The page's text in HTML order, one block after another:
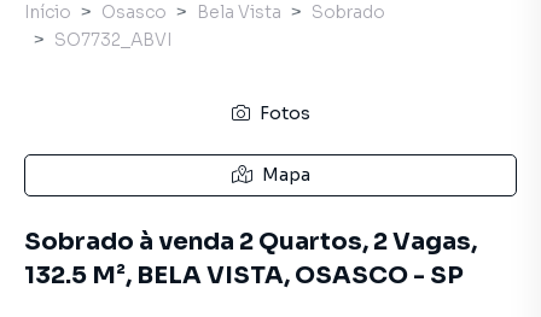
Início Osasco Bela Vista
Sobrado
SO7732_ABVI
Fotos
Mapa
Sobrado à venda 2 Quartos, 2 Vagas,
132.5 M², BELA VISTA, OSASCO - SP